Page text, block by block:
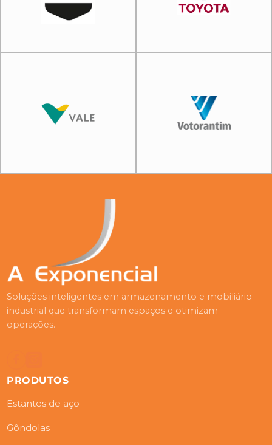
Soluções inteligentes em armazenamento e mobiliário
industrial que transformam espaços e otimizam
operações.
PRODUTOS
Estantes de aço
Gôndolas